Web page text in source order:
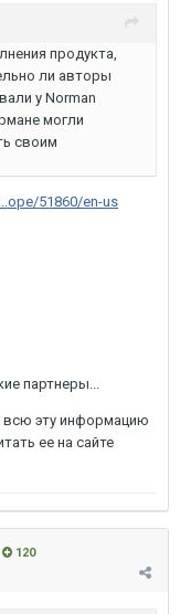
продукта,
ли авторы
у Norman
могли
своим
51860/en-us
партнеры...
всю эту информацию
ее на сайте
120